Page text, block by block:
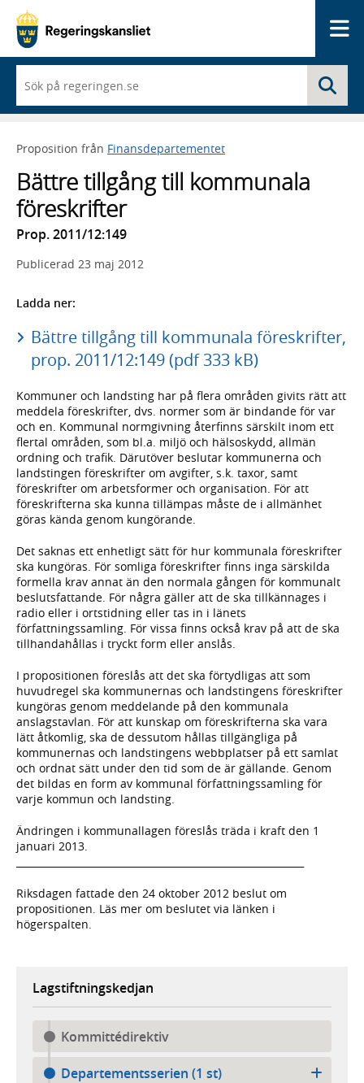
du
börjar
skriva
framträder
lista
med
sökförslag
Proposition från Finansdepartementet
Bättre tillgång till kommunala
föreskrifter
Prop. 2011/12:149
Publicerad 23 maj 2012
Ladda ner:
Bättre tillgång till kommunala föreskrifter,
prop. 2011/12:149 (pdf 333 kB)
Kommuner och landsting har på flera områden givits rätt att
meddela föreskrifter, dvs. normer som är bindande för var
och en. Kommunal normgivning återfinns särskilt inom ett
flertal områden, som bl.a. miljö och hälsoskydd, allmän
ordning och trafik. Därutöver beslutar kommunerna och
landstingen föreskrifter om avgifter, s.k. taxor, samt
föreskrifter om arbetsformer och organisation. För att
föreskrifterna ska kunna tillämpas måste de i allmänhet
göras kända genom kungörande.
Det saknas ett enhetligt sätt för hur kommunala föreskrifter
ska kungöras. För somliga föreskrifter finns inga särskilda
formella krav annat än den normala gången för kommunalt
beslutsfattande. För några gäller att de ska tillkännages i
radio eller i ortstidning eller tas in i länets
författningssamling. För vissa finns också krav på att de ska
tillhandahållas i tryckt form eller anslås.
I propositionen föreslås att det ska förtydligas att som
huvudregel ska kommunernas och landstingens föreskrifter
kungöras genom meddelande på den kommunala
anslagstavlan. För att kunskap om föreskrifterna ska vara
lätt åtkomlig, ska de dessutom hållas tillgängliga på
kommunernas och landstingens webbplatser på ett samlat
och ordnat sätt under den tid som de är gällande. Genom
det bildas en form av kommunal författningssamling för
varje kommun och landsting.
Ändringen i kommunallagen föreslås träda i kraft den 1
januari 2013.
Riksdagen fattade den 24 oktober 2012 beslut om
propositionen. Läs mer om beslutet via länken i
högerspalten.
Lagstiftningskedjan
Kommittédirektiv
Departementsserien (1 st)